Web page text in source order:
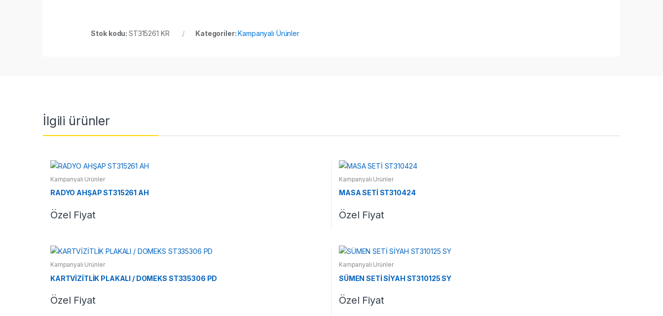
Stok kodu: ST315261 KR Kategoriler:Kampanyalı Ürünler
İlgili ürünler
Kampanyalı Ürünler
RADYO AHŞAP ST315261 AH
Özel Fiyat
Kampanyalı Ürünler
MASA SETİ ST310424
Özel Fiyat
Kampanyalı Ürünler
KARTVİZİTLİK PLAKALI / DOMEKS ST335306 PD
Özel Fiyat
Kampanyalı Ürünler
SÜMEN SETİ SİYAH ST310125 SY
Özel Fiyat